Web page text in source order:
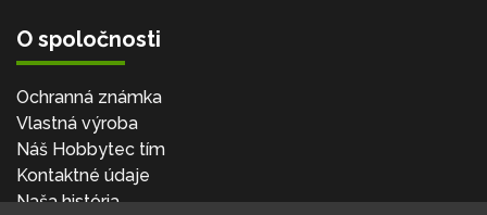
O spoločnosti
Ochranná známka
Vlastná výroba
Náš Hobbytec tím
Kontaktné údaje
Naša história